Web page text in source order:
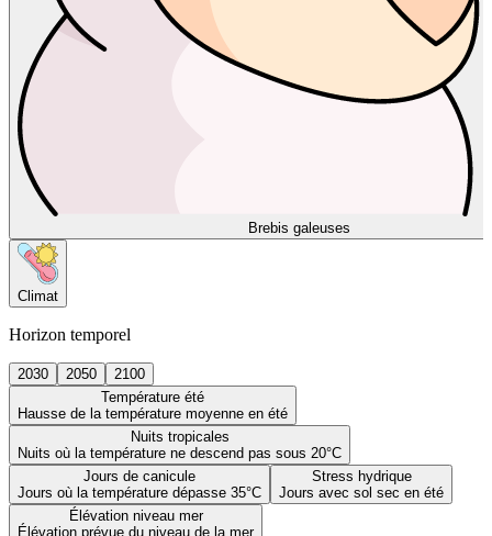
Brebis galeuses
Climat
Horizon temporel
2030 2050
2100
Température été
Hausse de la température moyenne en été
Nuits tropicales
Nuits où la température ne descend pas sous 20°C
Jours de canicule
Jours où la température dépasse 35°C
Stress hydrique
Jours avec sol sec en été
Élévation niveau mer
Élévation prévue du niveau de la mer